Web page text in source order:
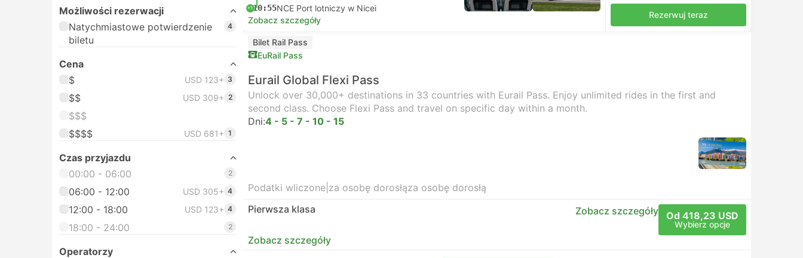
Możliwości rezerwacji
Natychmiastowe potwierdzenie
biletu
4
Cena
$
USD 123+ 3
$$ USD 309+ 2
$$$
$$$$
USD 681+ 1
Czas przyjazdu
00:00 - 06:00
2
06:00 - 12:00 USD 305+ 4
12:00 - 18:00 USD 123+ 4
18:00 - 24:00 2
Operatorzy
+110:55NCE Port lotniczy w Nicei
Zobacz szczegóły
Rezerwuj teraz
Bilet Rail Pass
EuRail Pass
Eurail Global Flexi Pass
Unlock over 30,000+ destinations in 33 countries with Eurail Pass. Enjoy unlimited rides in the first and
second class. Choose Flexi Pass and travel on specific day within a month.
Dni:4 - 5 - 7 - 10 - 15
Podatki wliczone za osobę dorosłąza osobę dorosłą
Pierwsza klasa
Zobacz szczegóły Od 418,23 USD
Wybierz opcje
Zobacz szczegóły